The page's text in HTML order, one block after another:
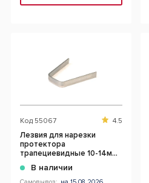
Код 55067 4.5
Лезвия для нарезки
протектора
трапециевидные 10-14мм
В наличии